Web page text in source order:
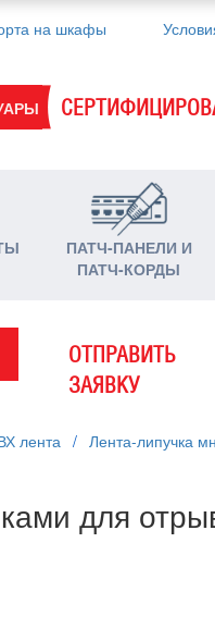
на шкафы
ПАТЧ-ПАНЕЛИ И
ПАТЧ-КОРДЫ
ОТПРАВИТЬ
ЗАЯВКУ
лента / Лента-липучка
для